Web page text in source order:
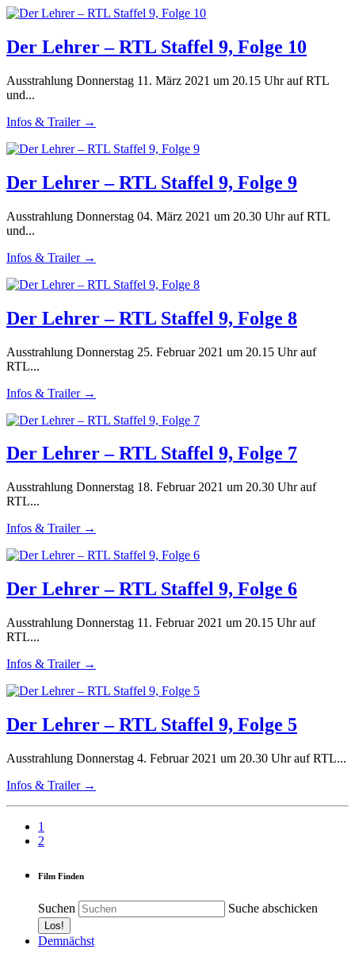
Der Lehrer – RTL Staffel 9, Folge 10
Ausstrahlung Donnerstag 11. März 2021 um 20.15 Uhr auf RTL
und...
Infos & Trailer →
Der Lehrer – RTL Staffel 9, Folge 9
Ausstrahlung Donnerstag 04. März 2021 um 20.30 Uhr auf RTL
und...
Infos & Trailer →
Der Lehrer – RTL Staffel 9, Folge 8
Ausstrahlung Donnerstag 25. Februar 2021 um 20.15 Uhr auf
RTL...
Infos & Trailer →
Der Lehrer – RTL Staffel 9, Folge 7
Ausstrahlung Donnerstag 18. Februar 2021 um 20.30 Uhr auf
RTL...
Infos & Trailer →
Der Lehrer – RTL Staffel 9, Folge 6
Ausstrahlung Donnerstag 11. Februar 2021 um 20.15 Uhr auf
RTL...
Infos & Trailer →
Der Lehrer – RTL Staffel 9, Folge 5
Ausstrahlung Donnerstag 4. Februar 2021 um 20.30 Uhr auf RTL...
Infos & Trailer →
1
2
Film Finden
Suchen Suche abschicken
Demnächst